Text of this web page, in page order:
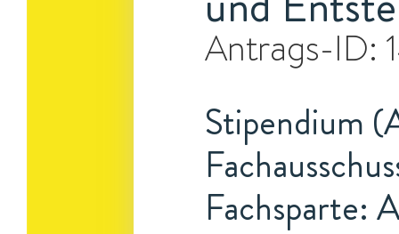
Antrags-ID:
Stipendium
Fachsparte: